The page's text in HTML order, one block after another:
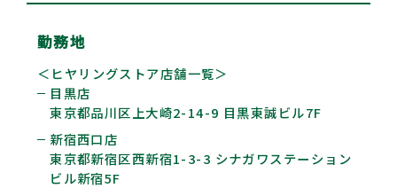
勤務地
＜ヒヤリングストア店舗一覧＞
目黒店
東京都品川区上大崎2-14-9 目黒東誠ビル7F
新宿西口店
東京都新宿区西新宿1-3-3 シナガワステーション
ビル新宿5F